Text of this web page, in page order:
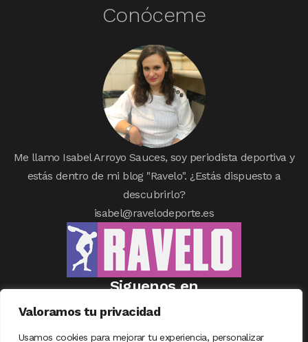
Valoramos tu privacidad
Usamos cookies para mejorar tu experiencia, personalizar
Conóceme
Me llamo Isabel Arroyo Sauces, soy periodista deportiva y
estás dentro de mi blog "Ravelo". ¿Estás dispuesto a
descubrirlo?
isabel@ravelodeporte.es
Siguenos en